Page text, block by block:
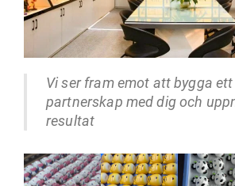
Vi ser fram emot att bygga
partnerskap med dig och
resultat